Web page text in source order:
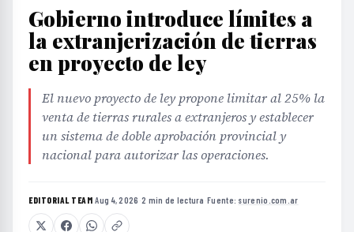
Gobierno introduce límites a
la extranjerización de tierras
en proyecto de ley
El nuevo proyecto de ley propone limitar al 25% la
venta de tierras rurales a extranjeros y establecer
un sistema de doble aprobación provincial y
nacional para autorizar las operaciones.
EDITORIAL TEAM·Aug 4, 2026 ·2 min de lectura ·Fuente: surenio.com.ar